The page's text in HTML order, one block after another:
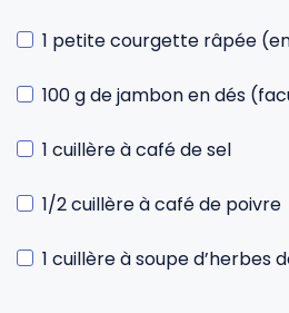
1 petite courgette râpée
100 g de jambon en dés
1 cuillère à café de sel
1/2 cuillère à café de poivre
1 cuillère à soupe d’herbes